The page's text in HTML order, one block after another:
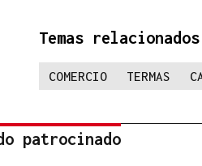
Temas relacionados
COMERCIO TERMAS
patrocinado